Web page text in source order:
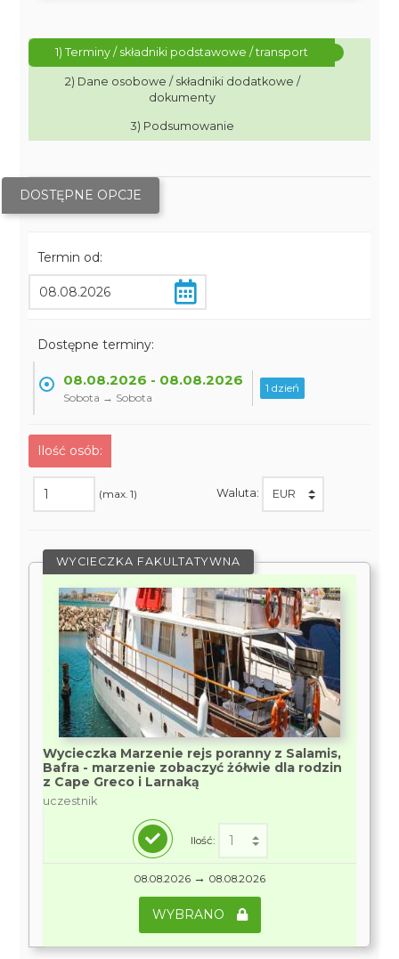
1) Terminy / składniki podstawowe / transport
2) Dane osobowe / składniki dodatkowe /
dokumenty
3) Podsumowanie
DOSTĘPNE OPCJE
Termin od:
Dostępne terminy:
08.08.2026 - 08.08.2026
Sobota → Sobota
1 dzień
Ilość osób:
(max. 1) Waluta:
WYCIECZKA FAKULTATYWNA
Wycieczka Marzenie rejs poranny z Salamis,
Bafra - marzenie zobaczyć żółwie dla rodzin
z Cape Greco i Larnaką
uczestnik
Ilość:
08.08.2026 → 08.08.2026
WYBRANO